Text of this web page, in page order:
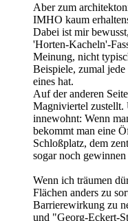
Aber zum
IMHO kaum
Dabei ist mir
'Horten-Kacheln'-
Meinung, nicht
Beispiele, zumal
eines hat.
Auf der anderen
Magniviertel zustellt.
innewohnt: Wenn
bekommt man eine
Schloßplatz, dem
sogar noch gewinnen
Wenn ich träumen
Flächen anders zu
Barrierewirkung zu
und "Georg-Eckert-